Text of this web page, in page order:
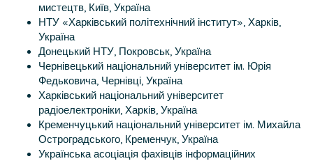
мистецтв, Київ, Україна
НТУ «Харківський політехнічний інститут», Харків,
Україна
Донецький НТУ, Покровськ, Україна
Чернівецький національний університет ім. Юрія
Федьковича, Чернівці, Україна
Харківський національний університет
радіоелектроніки, Харків, Україна
Кременчуцький національний університет ім. Михайла
Остроградського, Кременчук, Україна
Українська асоціація фахівців інформаційних